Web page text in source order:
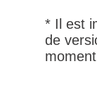
* Il est
de